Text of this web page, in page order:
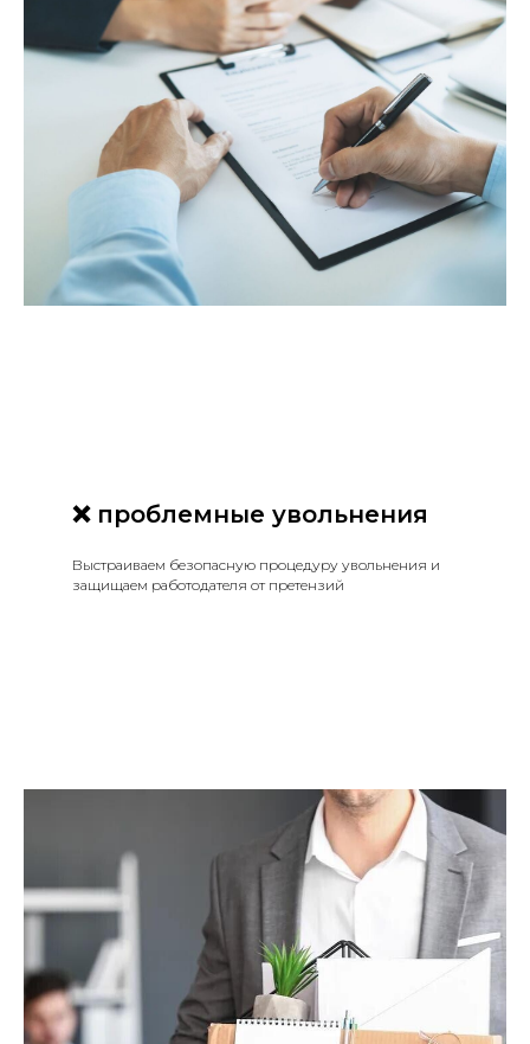
❌ проблемные увольнения
Выстраиваем безопасную процедуру увольнения и
защищаем работодателя от претензий